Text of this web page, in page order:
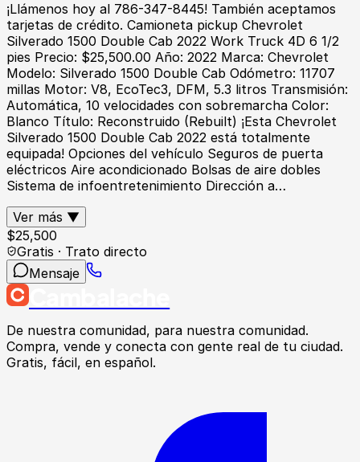
¡Llámenos hoy al 786-347-8445! También aceptamos
tarjetas de crédito. Camioneta pickup Chevrolet
Silverado 1500 Double Cab 2022 Work Truck 4D 6 1/2
pies Precio: $25,500.00 Año: 2022 Marca: Chevrolet
Modelo: Silverado 1500 Double Cab Odómetro: 11707
millas Motor: V8, EcoTec3, DFM, 5.3 litros Transmisión:
Automática, 10 velocidades con sobremarcha Color:
Blanco Título: Reconstruido (Rebuilt) ¡Esta Chevrolet
Silverado 1500 Double Cab 2022 está totalmente
equipada! Opciones del vehículo Seguros de puerta
eléctricos Aire acondicionado Bolsas de aire dobles
Sistema de infoentretenimiento Dirección a…
Ver más ▼
$25,500
Gratis · Trato directo
Mensaje
De nuestra comunidad, para nuestra comunidad.
Compra, vende y conecta con gente real de tu ciudad.
Gratis, fácil, en español.